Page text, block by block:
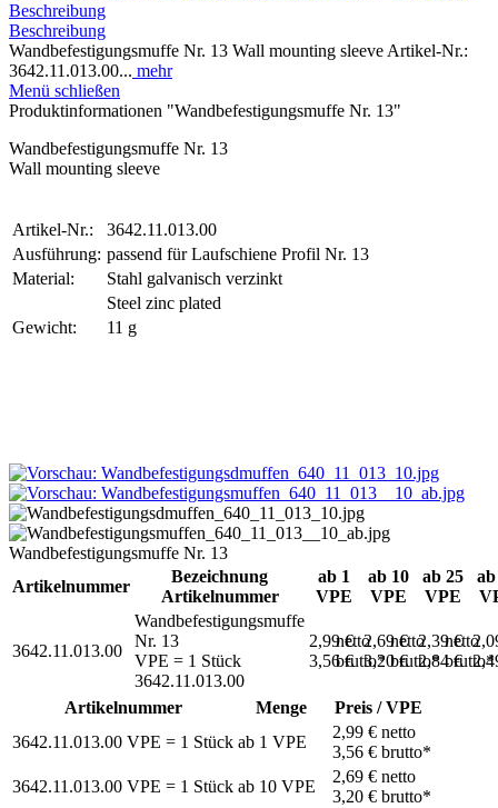
Beschreibung
Beschreibung
Wandbefestigungsmuffe Nr. 13 Wall mounting sleeve Artikel-Nr.:
3642.11.013.00... mehr
Menü schließen
Produktinformationen "Wandbefestigungsmuffe Nr. 13"
Wandbefestigungsmuffe Nr. 13
Wall mounting sleeve
Artikel-Nr.:
3642.11.013.00
Ausführung: passend für Laufschiene Profil Nr. 13
Material:
Stahl galvanisch verzinkt
Steel zinc plated
Gewicht:
11 g
Wandbefestigungsmuffe Nr. 13
Artikelnummer
Bezeichnung
Artikelnummer
ab 1
VPE
ab 10
VPE
ab 25
VPE
3642.11.013.00
Wandbefestigungsmuffe
Nr. 13
VPE = 1 Stück
3642.11.013.00
2,99 €
netto
3,56 €brutto*
2,69 €
netto
3,20 €brutto*
2,39 €
netto
2,84 €brutto*
Artikelnummer Menge
Preis / VPE
3642.11.013.00 VPE = 1 Stück ab 1 VPE
2,99 €netto
3,56 €brutto*
3642.11.013.00 VPE = 1 Stück ab 10 VPE
2,69 €netto
3,20 €brutto*